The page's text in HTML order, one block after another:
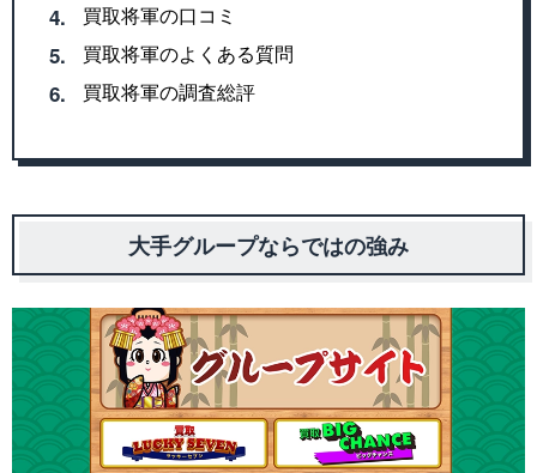
4. 買取将軍の口コミ
5. 買取将軍のよくある質問
6. 買取将軍の調査総評
大手グループならではの強み